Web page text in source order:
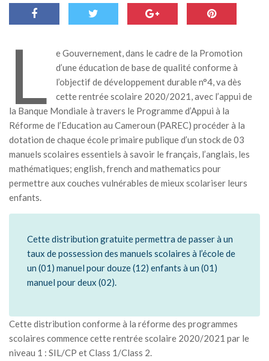
MARCHÉS
SUIVI-EVALUATION
LANGUES
L
e Gouvernement, dans le cadre de la Promotion
d’une éducation de base de qualité conforme à
l’objectif de développement durable n°4, va dès
cette rentrée scolaire 2020/2021, avec l’appui de
la Banque Mondiale à travers le Programme d’Appui à la
Réforme de l’Education au Cameroun (PAREC) procéder à la
dotation de chaque école primaire publique d’un stock de 03
manuels scolaires essentiels à savoir le français, l’anglais, les
mathématiques; english, french and mathematics pour
permettre aux couches vulnérables de mieux scolariser leurs
enfants.
Cette distribution gratuite permettra de passer à un
taux de possession des manuels scolaires à l’école de
un (01) manuel pour douze (12) enfants à un (01)
manuel pour deux (02).
Cette distribution conforme à la réforme des programmes
scolaires commence cette rentrée scolaire 2020/2021 par le
niveau 1 : SIL/CP et Class 1/Class 2.